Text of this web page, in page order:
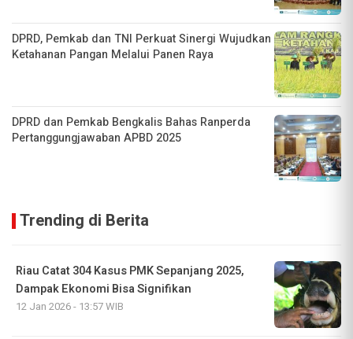
DPRD, Pemkab dan TNI Perkuat Sinergi Wujudkan
Ketahanan Pangan Melalui Panen Raya
DPRD dan Pemkab Bengkalis Bahas Ranperda
Pertanggungjawaban APBD 2025
Trending di Berita
Riau Catat 304 Kasus PMK Sepanjang 2025,
Dampak Ekonomi Bisa Signifikan
12 Jan 2026 - 13:57 WIB